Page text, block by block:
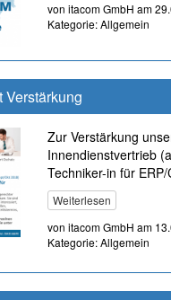
von itacom GmbH am
Kategorie: Allgemein
Verstärkung
Zur Verstärkung
Innendienstvertrieb
Techniker-in für
Weiterlesen
von itacom GmbH am
Kategorie: Allgemein